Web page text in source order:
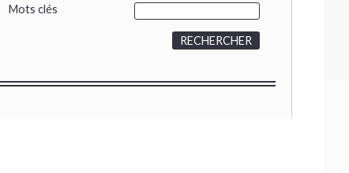
Mots clés